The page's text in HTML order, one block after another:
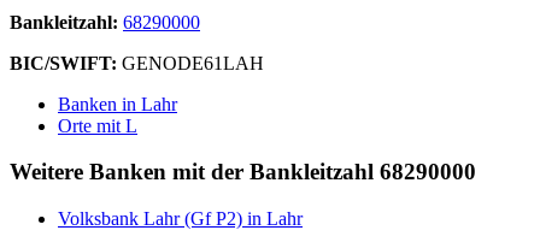
Bankleitzahl: 68290000
BIC/SWIFT: GENODE61LAH
Banken in Lahr
Orte mit L
Weitere Banken mit der Bankleitzahl 68290000
Volksbank Lahr (Gf P2) in Lahr